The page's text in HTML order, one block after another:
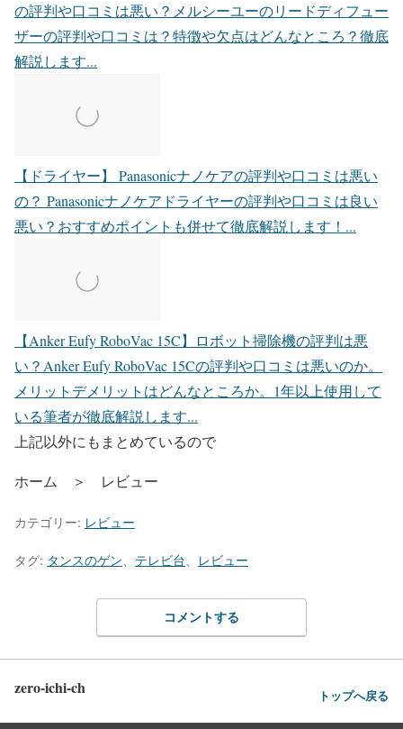
の評判や口コミは悪い？ メルシーユーのリードディフュー
ザーの評判や口コミは？特徴や欠点はどんなところ？徹底
解説します...
【ドライヤー】 Panasonicナノケアの評判や口コミは悪い
の？ Panasonicナノケアドライヤーの評判や口コミは良い
悪い？おすすめポイントも併せて徹底解説します！...
【Anker Eufy RoboVac 15C】ロボット掃除機の評判は悪
い？ Anker Eufy RoboVac 15Cの評判や口コミは悪いのか。
メリットデメリットはどんなところか。1年以上使用して
いる筆者が徹底解説します...
上記以外にもまとめているので
ホーム ＞ レビュー
カテゴリー: レビュー
タグ: タンスのゲン テレビ台 レビュー
コメントする
zero-ichi-ch トップへ戻る